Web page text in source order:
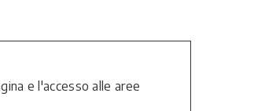
e l'accesso alle aree